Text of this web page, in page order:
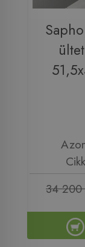
34 200